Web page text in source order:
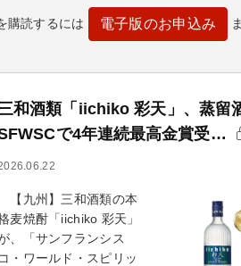
購読するには 電子版のお申込み
和酒類「iichiko 彩天」、蒸留
で4年連続最高金賞受…
【九州】三和酒類の本
麦焼酎「iichiko 彩天」
、「サンフランシス
コ・ワールド・スピリッ